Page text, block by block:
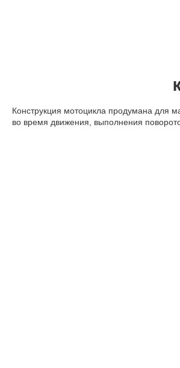
Конструкция мотоцикла продумана для
во время движения, выполнения